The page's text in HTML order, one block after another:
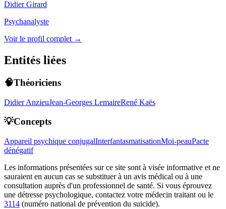
Didier Girard
Psychanalyste
Voir le profil complet →
Entités liées
🧠Théoriciens
Didier AnzieuJean-Georges LemaireRené Kaës
💡Concepts
Appareil psychique conjugalInterfantasmatisationMoi-peauPacte
dénégatif
Les informations présentées sur ce site sont à visée informative et ne
sauraient en aucun cas se substituer à un avis médical ou à une
consultation auprès d'un professionnel de santé. Si vous éprouvez
une détresse psychologique, contactez votre médecin traitant ou le
3114 (numéro national de prévention du suicide).